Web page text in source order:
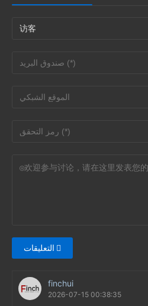
التعليقات
finchui
2026-07-15 00:38:35